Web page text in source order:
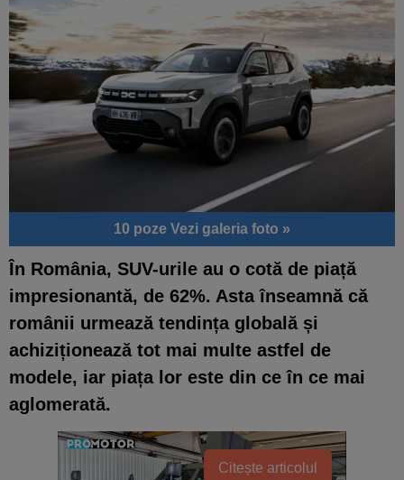
10 poze Vezi galeria foto »
În România, SUV-urile au o cotă de piață
impresionantă, de 62%. Asta înseamnă că
românii urmează tendința globală și
achiziționează tot mai multe astfel de
modele, iar piața lor este din ce în ce mai
aglomerată.
Citește articolul